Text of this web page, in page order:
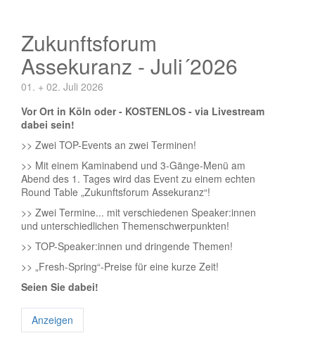
Zukunftsforum
Assekuranz - Juli´2026
01. + 02. Juli 2026
Vor Ort in Köln oder - KOSTENLOS - via Livestream
dabei sein!
>> Zwei TOP-Events an zwei Terminen!
>> Mit einem Kaminabend und 3-Gänge-Menü am
Abend des 1. Tages wird das Event zu einem echten
Round Table „Zukunftsforum Assekuranz“!
>> Zwei Termine... mit verschiedenen Speaker:innen
und unterschiedlichen Themenschwerpunkten!
>> TOP-Speaker:innen und dringende Themen!
>> „Fresh-Spring“-Preise für eine kurze Zeit!
Seien Sie dabei!
Anzeigen